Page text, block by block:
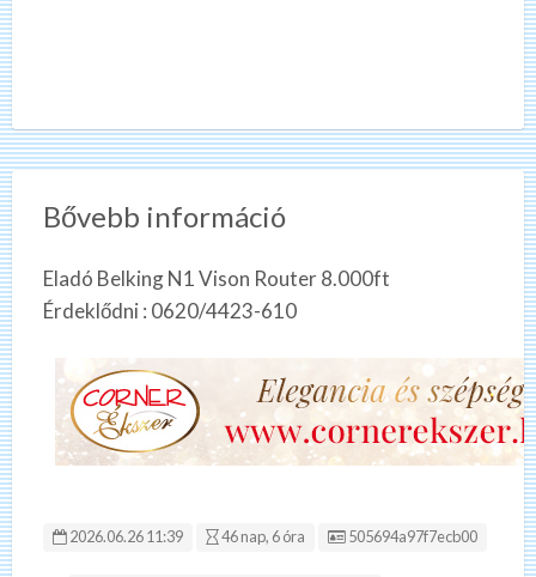
Bővebb információ
Eladó Belking N1 Vison Router 8.000ft
Érdeklődni : 0620/4423-610
2026.06.26 11:39 46 nap, 6 óra Hirdetés ID:
505694a97f7ecb00